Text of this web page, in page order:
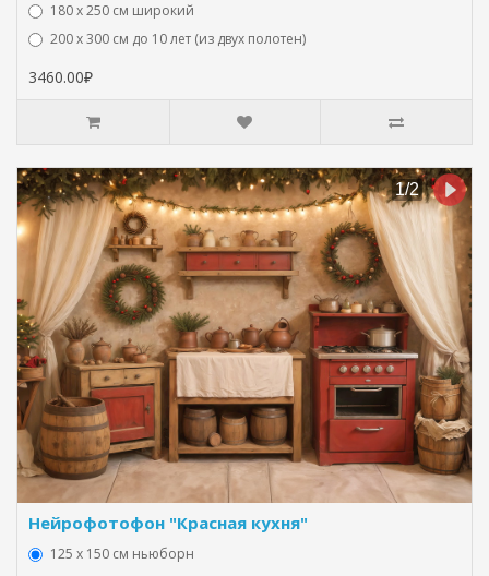
180 х 250 см широкий
200 х 300 см до 10 лет (из двух полотен)
3460.00₽
Нейрофотофон "Красная кухня"
125 x 150 см ньюборн